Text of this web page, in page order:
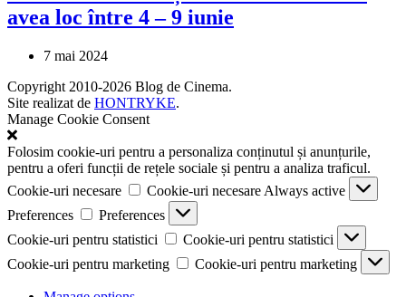
avea loc între 4 – 9 iunie
7 mai 2024
Copyright 2010-2026 Blog de Cinema.
Site realizat de HONTRYKE.
Manage Cookie Consent
Folosim cookie-uri pentru a personaliza conținutul și anunțurile,
pentru a oferi funcții de rețele sociale și pentru a analiza traficul.
Cookie-uri necesare
Cookie-uri necesare Always active
Preferences
Preferences
Cookie-uri pentru statistici
Cookie-uri pentru statistici
Cookie-uri pentru marketing
Cookie-uri pentru marketing